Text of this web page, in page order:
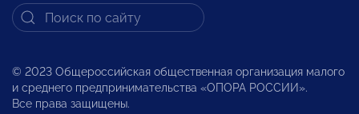
© 2023 Общероссийская общественная организация малого
и среднего предпринимательства «ОПОРА РОССИИ».
Все права защищены.